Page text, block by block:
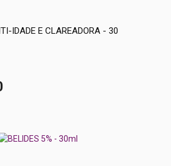
IDADE E CLAREADORA - 30